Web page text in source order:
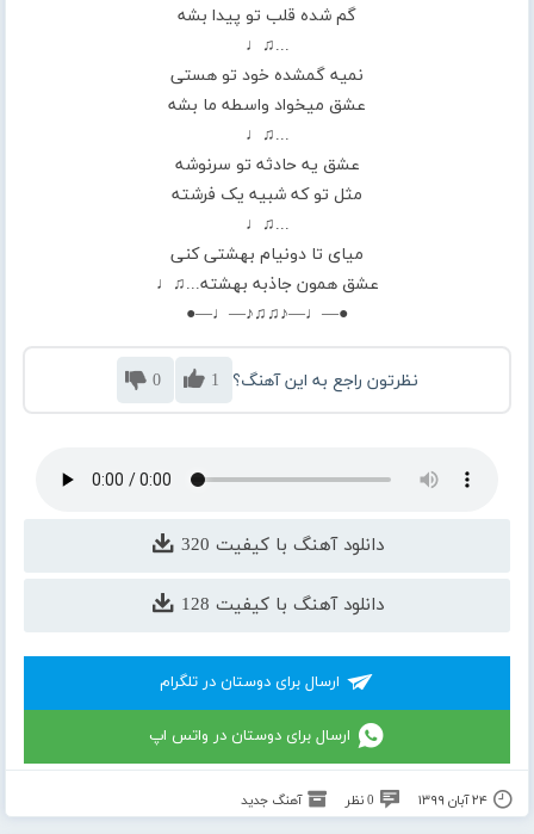
گم شده قلب تو پیدا بشه
...♫♩
نمیه گمشده خود تو هستی
عشق میخواد واسطه ما بشه
...♫♩
عشق یه حادثه تو سرنوشه
مثل تو که شبیه یک فرشته
...♫♩
میای تا دونیام بهشتی کنی
عشق همون جاذبه بهشته...♫♩
●—♩—♪♫♫♪—♩—●
نظرتون راجع به این آهنگ؟ 1
0
دانلود آهنگ با کیفیت 320
دانلود آهنگ با کیفیت 128
ارسال برای دوستان در تلگرام
ارسال برای دوستان در واتس اپ
۲۴ آبان ۱۳۹۹ 0 نظر آهنگ جدید